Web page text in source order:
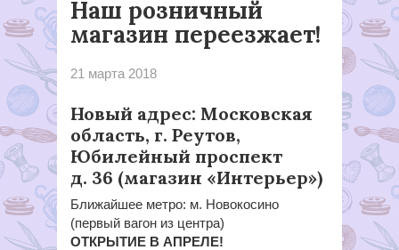
Наш розничный
магазин переезжает!
21 марта 2018
Новый адрес: Московская
область, г. Реутов,
Юбилейный проспект
д. 36 (магазин «Интерьер»)
Ближайшее метро: м. Новокосино
(первый вагон из центра)
ОТКРЫТИЕ В АПРЕЛЕ!